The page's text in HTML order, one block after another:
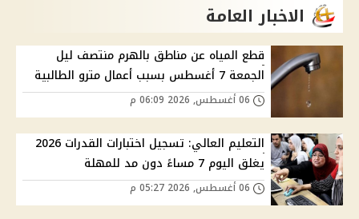
الاخبار العامة
قطع المياه عن مناطق بالهرم منتصف ليل
الجمعة 7 أغسطس بسبب أعمال مترو الطالبية
التعليم العالي: تسجيل اختبارات القدرات 2026
يغلق اليوم 7 مساءً دون مد للمهلة